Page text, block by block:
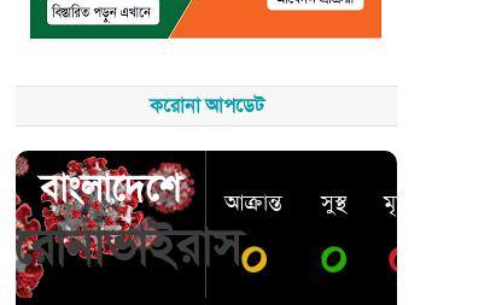
করোনা আপডেট
বাংলাদেশে
করোনাভাইরাস
আক্রান্ত
০
সুস্থ
০
মৃত্যু
০